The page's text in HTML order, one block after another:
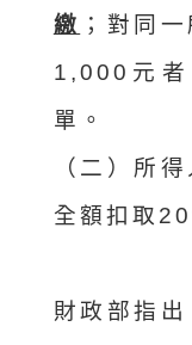
繳 ；對同
1,000元
單。
（二）所
全額扣取
財政部指